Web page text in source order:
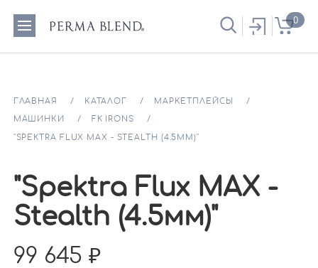
0
ГЛАВНАЯ КАТАЛОГ МАРКЕТПЛЕЙСЫ
МАШИНКИ FK IRONS
"SPEKTRA FLUX MAX - STEALTH (4.5ММ)"
"Spektra Flux MAX -
Stealth (4.5мм)"
99 645